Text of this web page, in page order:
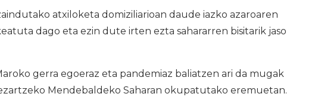
atxiloketa domiziliarioan daude iazko azaroaren
dago eta ezin dute irten ezta sahararren bisitarik jaso
gerra egoeraz eta pandemiaz baliatzen ari da mugak
Mendebaldeko Saharan okupatutako eremuetan.